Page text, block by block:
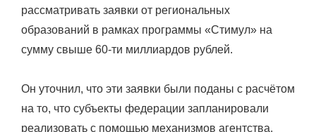
рассматривать заявки от региональных
образований в рамках программы «Стимул» на
сумму свыше 60-ти миллиардов рублей.
Он уточнил, что эти заявки были поданы с расчётом
на то, что субъекты федерации запланировали
реализовать с помощью механизмов агентства.